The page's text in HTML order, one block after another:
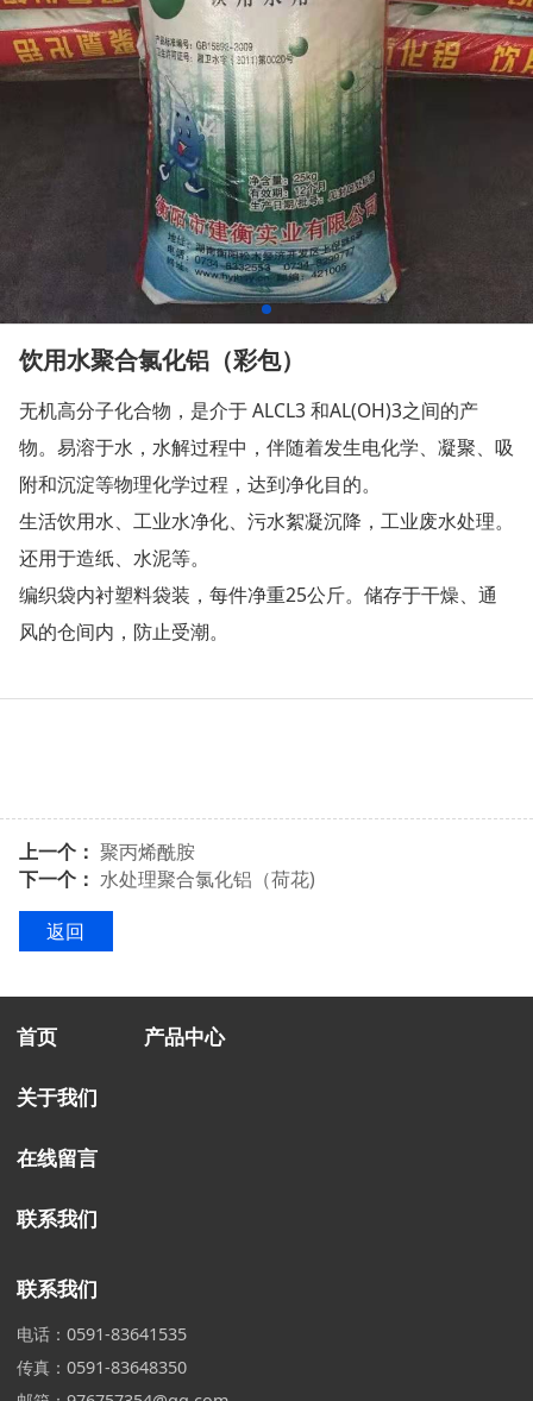
饮用水聚合氯化铝（彩包）
无机高分子化合物，是介于 ALCL3 和AL(OH)3之间的产
物。易溶于水，水解过程中，伴随着发生电化学、凝聚、吸
附和沉淀等物理化学过程，达到净化目的。
生活饮用水、工业水净化、污水絮凝沉降，工业废水处理。
还用于造纸、水泥等。
编织袋内衬塑料袋装，每件净重25公斤。储存于干燥、通
风的仓间内，防止受潮。
上一个： 聚丙烯酰胺
下一个： 水处理聚合氯化铝（荷花)
返回
首页
关于我们
在线留言
联系我们
产品中心
联系我们
电话：0591-83641535
传真：0591-83648350